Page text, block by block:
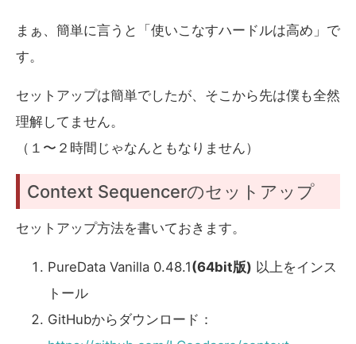
まぁ、簡単に言うと「使いこなすハードルは高め」で
す。
セットアップは簡単でしたが、そこから先は僕も全然
理解してません。
（１〜２時間じゃなんともなりません）
Context Sequencerのセットアップ
セットアップ方法を書いておきます。
PureData Vanilla 0.48.1(64bit版) 以上をインス
トール
GitHubからダウンロード：